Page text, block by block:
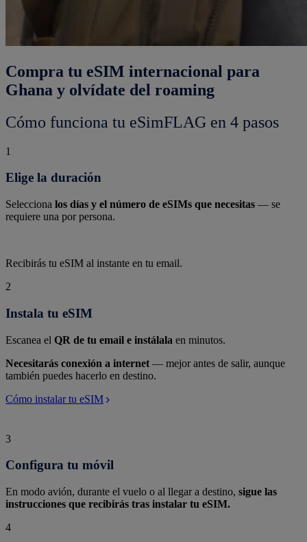
Compra tu eSIM internacional para
Ghana y olvídate del roaming
Cómo funciona tu eSimFLAG en 4 pasos
1
Elige la duración
Selecciona los días y el número de eSIMs que necesitas — se
requiere una por persona.
Recibirás tu eSIM al instante en tu email.
2
Instala tu eSIM
Escanea el QR de tu email e instálala en minutos.
Necesitarás conexión a internet — mejor antes de salir, aunque
también puedes hacerlo en destino.
Cómo instalar tu eSIM
3
Configura tu móvil
En modo avión, durante el vuelo o al llegar a destino, sigue las
instrucciones que recibirás tras instalar tu eSIM.
4